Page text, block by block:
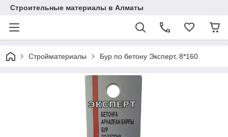
Строительные материалы в Алматы
Стройматериалы Бур по бетону Эксперт, 8*160